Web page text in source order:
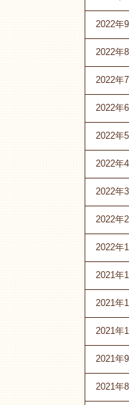
2022年
2022年
2022年
2022年
2022年
2022年
2022年
2022年
2022年
2021年
2021年
2021年
2021年
2021年